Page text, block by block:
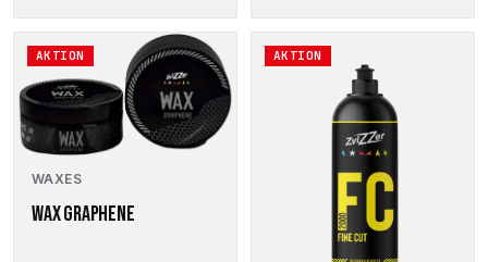
war:
CHF 211.50
ist:
CHF 112.96.
bis
AKTION
WAXES
WAX GRAPHENE
AKTION
Dieses
Produkt